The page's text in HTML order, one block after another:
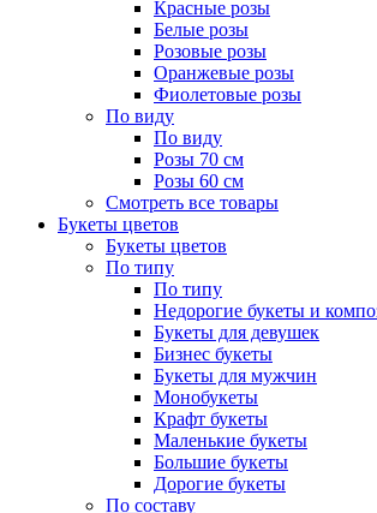
Красные розы
Белые розы
Розовые розы
Оранжевые розы
Фиолетовые розы
По виду
По виду
Розы 70 см
Розы 60 см
Смотреть все товары
Букеты цветов
Букеты цветов
По типу
По типу
Недорогие букеты и
Букеты для девушек
Бизнес букеты
Букеты для мужчин
Монобукеты
Крафт букеты
Маленькие букеты
Большие букеты
Дорогие букеты
По составу